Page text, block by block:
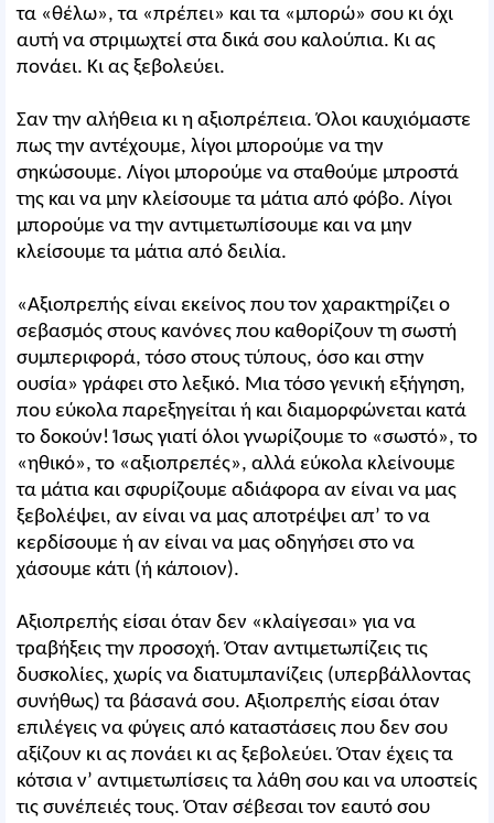
τα «θέλω», τα «πρέπει» και τα «μπορώ» σου κι όχι
αυτή να στριμωχτεί στα δικά σου καλούπια. Κι ας
πονάει. Κι ας ξεβολεύει.
Σαν την αλήθεια κι η αξιοπρέπεια. Όλοι καυχιόμαστε
πως την αντέχουμε, λίγοι μπορούμε να την
σηκώσουμε. Λίγοι μπορούμε να σταθούμε μπροστά
της και να μην κλείσουμε τα μάτια από φόβο. Λίγοι
μπορούμε να την αντιμετωπίσουμε και να μην
κλείσουμε τα μάτια από δειλία.
«Αξιοπρεπής είναι εκείνος που τον χαρακτηρίζει ο
σεβασμός στους κανόνες που καθορίζουν τη σωστή
συμπεριφορά, τόσο στους τύπους, όσο και στην
ουσία» γράφει στο λεξικό. Μια τόσο γενική εξήγηση,
που εύκολα παρεξηγείται ή και διαμορφώνεται κατά
το δοκούν! Ίσως γιατί όλοι γνωρίζουμε το «σωστό», το
«ηθικό», το «αξιοπρεπές», αλλά εύκολα κλείνουμε
τα μάτια και σφυρίζουμε αδιάφορα αν είναι να μας
ξεβολέψει, αν είναι να μας αποτρέψει απ’ το να
κερδίσουμε ή αν είναι να μας οδηγήσει στο να
χάσουμε κάτι (ή κάποιον).
Αξιοπρεπής είσαι όταν δεν «κλαίγεσαι» για να
τραβήξεις την προσοχή. Όταν αντιμετωπίζεις τις
δυσκολίες, χωρίς να διατυμπανίζεις (υπερβάλλοντας
συνήθως) τα βάσανά σου. Αξιοπρεπής είσαι όταν
επιλέγεις να φύγεις από καταστάσεις που δεν σου
αξίζουν κι ας πονάει κι ας ξεβολεύει. Όταν έχεις τα
κότσια ν’ αντιμετωπίσεις τα λάθη σου και να υποστείς
τις συνέπειές τους. Όταν σέβεσαι τον εαυτό σου